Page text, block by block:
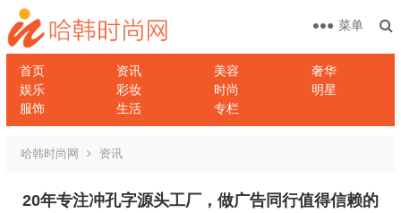
首页 资讯 美容
奢华
娱乐
彩妆 时尚
明星
服饰
生活 专栏
菜单
哈韩时尚网 资讯
20年专注冲孔字源头工厂，做广告同行值得信赖的